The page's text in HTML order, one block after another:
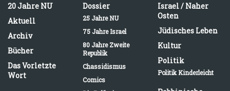
20 Jahre NU
Aktuell
Archiv
Bücher
Das Vorletzte
Wort
Dossier
25 Jahre NU
75 Jahre Israel
80 Jahre Zweite
Republik
Chassidismus
Comics
Israel / Naher
Osten
Jüdisches Leben
Kultur
Politik
Politik Kinderleicht